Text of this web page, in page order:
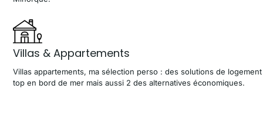
Villas & Appartements
Villas appartements, ma sélection perso : des solutions de logement
top en bord de mer mais aussi 2 des alternatives économiques.